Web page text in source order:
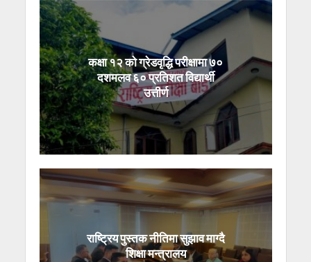
कक्षा १२ को ग्रेडवृद्धि परीक्षामा ७०
दशमलव ६० प्रतिशत विद्यार्थी
उत्तीर्ण
राष्ट्रिय पुस्तक नीतिमा सुझाव माग्दै
शिक्षा मन्त्रालय